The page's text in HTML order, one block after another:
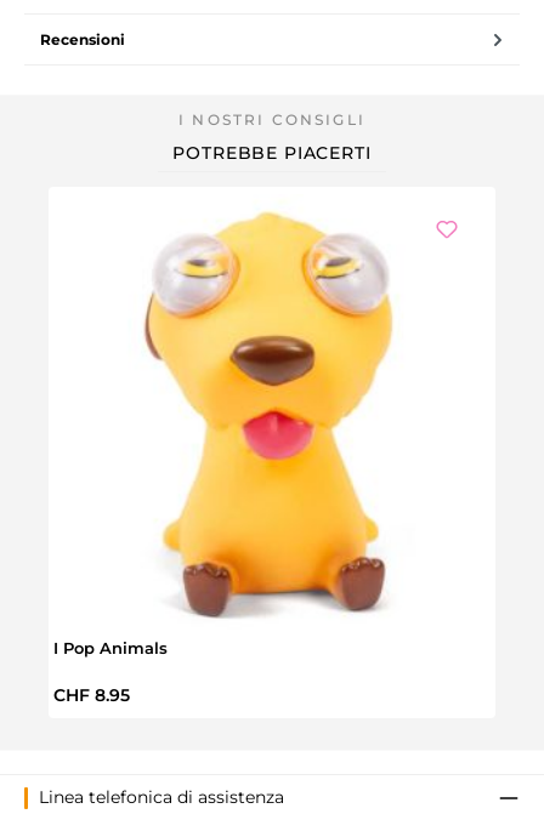
Recensioni
POTREBBE PIACERTI
I Pop Animals
Prezzo normale:
CHF 8.95
Linea telefonica di assistenza